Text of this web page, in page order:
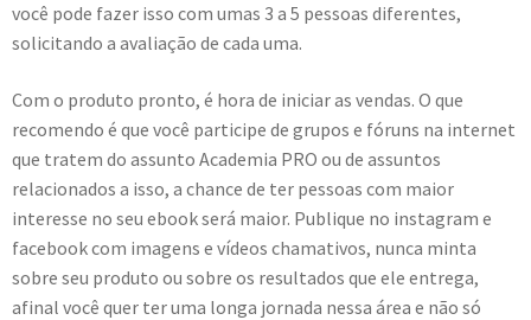
você pode fazer isso com umas 3 a 5 pessoas diferentes,
solicitando a avaliação de cada uma.
Com o produto pronto, é hora de iniciar as vendas. O que
recomendo é que você participe de grupos e fóruns na internet
que tratem do assunto Academia PRO ou de assuntos
relacionados a isso, a chance de ter pessoas com maior
interesse no seu ebook será maior. Publique no instagram e
facebook com imagens e vídeos chamativos, nunca minta
sobre seu produto ou sobre os resultados que ele entrega,
afinal você quer ter uma longa jornada nessa área e não só